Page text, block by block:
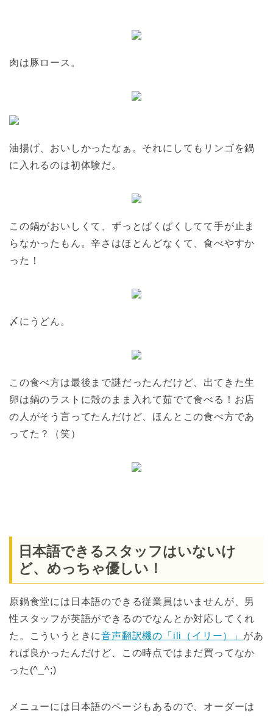
肉は豚ロース。
油揚げ、おいしかったなぁ。それにしてもリンゴを鍋
に入れるのは初体験だ。
この鍋がおいしくて、ずっとぱくぱくしてて手が止ま
らなかったもん。辛さはほとんどなくて、食べやすか
った！
〆にうどん。
この食べ方は最後まで謎だったんだけど、出てきた生
卵は鍋のラストに殻のまま入れて茹でて食べる！お店
の人がそう言ってたんだけど、ほんとこの食べ方であ
ってた？（笑）
日本語できるスタッフはいないけ
ど、めっちゃ優しい！
原鍋食堂には日本語のできる従業員はいませんが、男
性スタッフが英語ができるのでなんとか対応してくれ
た。こういうときに音声翻訳機の「ili（イリー）」 があ
れば良かったんだけど、この時点ではまだ買ってなか
った(^_^;)
メニューには日本語のページもあるので、オーダーは